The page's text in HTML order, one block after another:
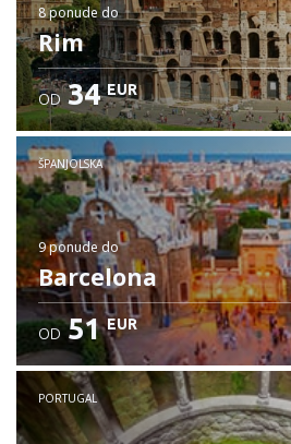
8 ponudedo
Rim
OD 34 EUR
ŠPANJOLSKA
9 ponude do
Barcelona
OD 51 EUR
PORTUGAL